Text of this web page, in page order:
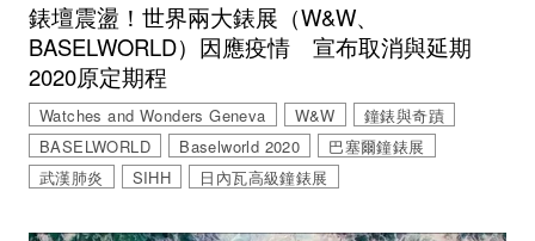
錶壇震盪！世界兩大錶展（W&W、
BASELWORLD）因應疫情 宣布取消與延期
2020原定期程
Watches and Wonders Geneva W&W
鐘錶與奇蹟
BASELWORLD
Baselworld 2020
巴塞爾鐘錶展
武漢肺炎
SIHH 日內瓦高級鐘錶展